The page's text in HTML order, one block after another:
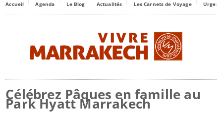
Accueil Agenda Le Blog Actualités Les Carnets de Voyage
Célébrez Pâques en famille au
Park Hyatt Marrakech